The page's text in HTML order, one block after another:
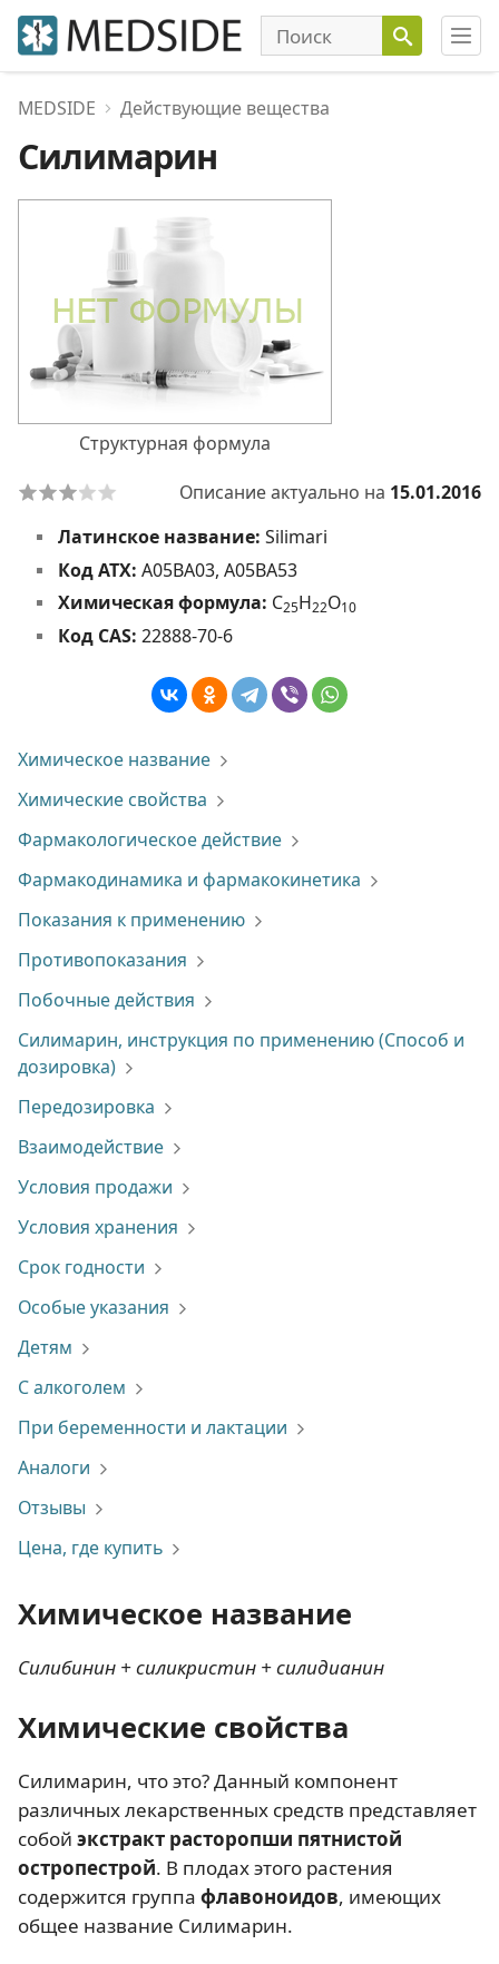
MEDSIDE Действующие вещества
Силимарин
Структурная формула
Описание актуально на 15.01.2016
Латинское название: Silimari
Код АТХ: A05BA03, A05BA53
Химическая формула: C25H22O10
Код CAS: 22888-70-6
Химическое название
Химические свойства
Фармакологическое действие
Фармакодинамика и фармакокинетика
Показания к применению
Противопоказания
Побочные действия
Силимарин, инструкция по применению (Способ и
дозировка)
Передозировка
Взаимодействие
Условия продажи
Условия хранения
Срок годности
Особые указания
Детям
С алкоголем
При беременности и лактации
Аналоги
Отзывы
Цена, где купить
Химическое название
Силибинин + силикристин + силидианин
Химические свойства
Силимарин, что это? Данный компонент
различных лекарственных средств представляет
собой экстракт расторопши пятнистой
остропестрой. В плодах этого растения
содержится группа флавоноидов, имеющих
общее название Силимарин.